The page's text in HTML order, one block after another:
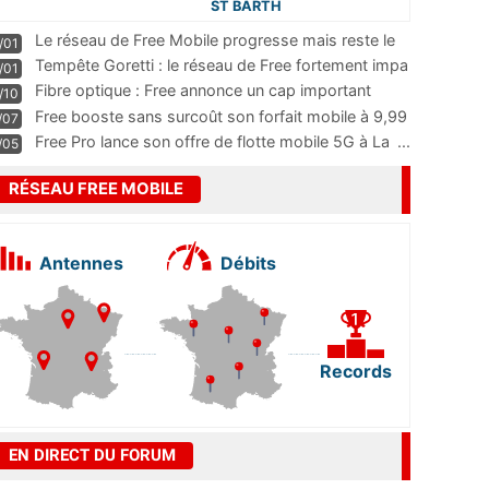
ST BARTH
Le réseau de Free Mobile progresse mais reste le
m
...
Tempête Goretti : le réseau de Free fortement impa
Fibre optique : Free annonce un cap important
pass
...
Free booste sans surcoût son forfait mobile à 9,99
Free Pro lance son offre de flotte mobile 5G à La ...
RÉSEAU FREE MOBILE
Antennes Débits
Records
EN DIRECT DU FORUM